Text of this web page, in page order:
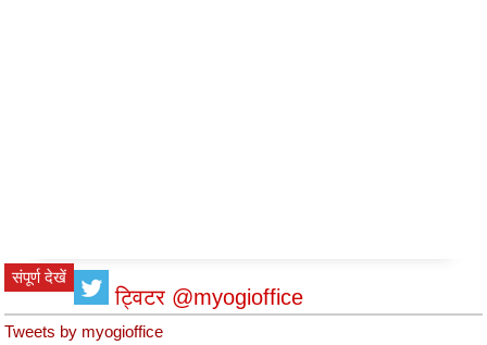
संपूर्ण देखें
ट्विटर @myogioffice
Tweets by myogioffice